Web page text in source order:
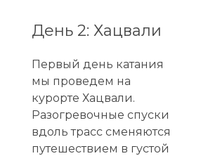
День 2: Хацвали
Первый день катания
мы проведем на
курорте Хацвали.
Разогревочные спуски
вдоль трасс сменяются
путешествием в густой